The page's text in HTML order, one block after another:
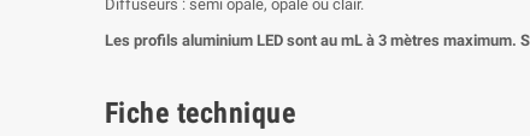
Diffuseurs : semi opale, opale ou clair.
Les profils aluminium LED sont au mL à 3 mètres maximum.
Fiche technique